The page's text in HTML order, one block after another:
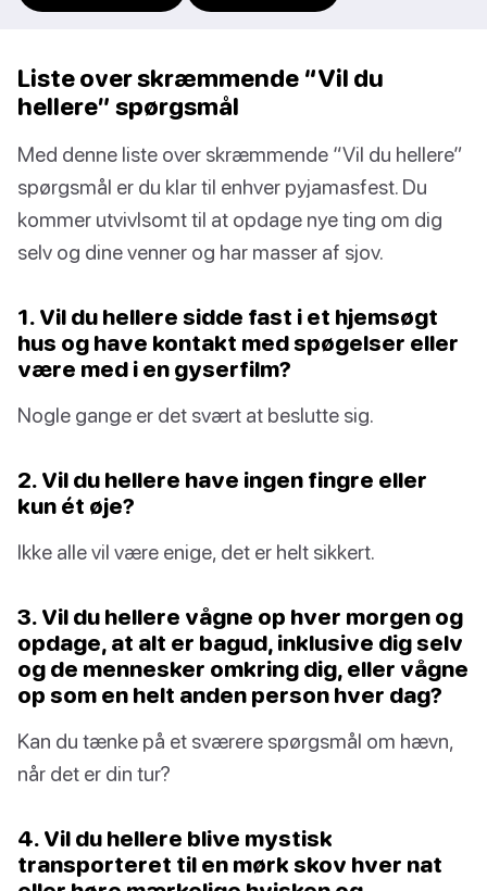
Liste over skræmmende “Vil du
hellere” spørgsmål
Med denne liste over skræmmende “Vil du hellere”
spørgsmål er du klar til enhver pyjamasfest. Du
kommer utvivlsomt til at opdage nye ting om dig
selv og dine venner og har masser af sjov.
1. Vil du hellere sidde fast i et hjemsøgt
hus og have kontakt med spøgelser eller
være med i en gyserfilm?
Nogle gange er det svært at beslutte sig.
2. Vil du hellere have ingen fingre eller
kun ét øje?
Ikke alle vil være enige, det er helt sikkert.
3. Vil du hellere vågne op hver morgen og
opdage, at alt er bagud, inklusive dig selv
og de mennesker omkring dig, eller vågne
op som en helt anden person hver dag?
Kan du tænke på et sværere spørgsmål om hævn,
når det er din tur?
4. Vil du hellere blive mystisk
transporteret til en mørk skov hver nat